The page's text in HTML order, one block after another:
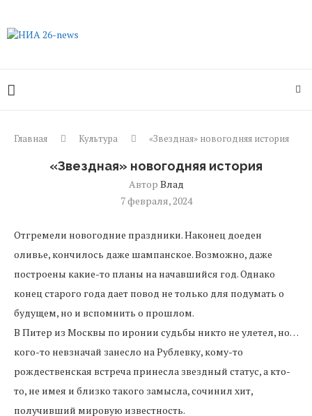
Главная Культура «Звездная» новогодняя история
«Звездная» новогодняя история
Автор Влад
7 февраля, 2024
Отгремели новогодние праздники. Наконец доеден
оливье, кончилось даже шампанское. Возможно, даже
построены какие-то планы на начавшийся год. Однако
конец старого года дает повод не только для подумать о
будущем, но и вспомнить о прошлом.
В Питер из Москвы по иронии судьбы никто не улетел, но…
кого-то невзначай занесло на Рублевку, кому-то
рождественская встреча принесла звездный статус, а кто-
то, не имея и близко такого замысла, сочинил хит,
получивший мировую известность.